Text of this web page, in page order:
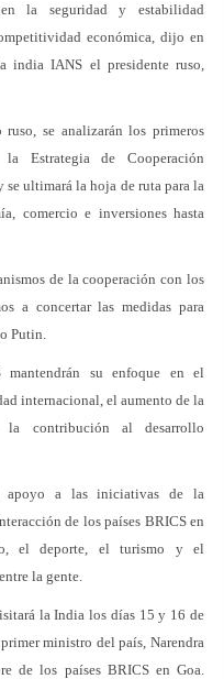
la seguridad y estabilidad
económica, dijo en
india IANS el presidente ruso,
se analizarán los primeros
Estrategia de Cooperación
se ultimará la hoja de ruta para la
comercio e inversiones hasta
de la cooperación con los
a concertar las medidas para
Putin.
su enfoque en el
internacional, el aumento de la
contribución al desarrollo
apoyo a las iniciativas de la
de los países BRICS en
el deporte, el turismo y el
la gente.
la India los días 15 y 16 de
ministro del país, Narendra
de los países BRICS en Goa.